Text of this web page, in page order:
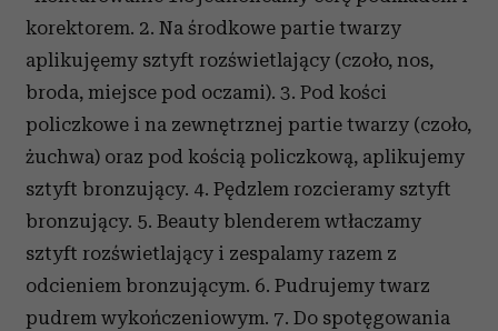
korektorem. 2. Na środkowe partie twarzy
aplikujęemy sztyft rozświetlający (czoło, nos,
broda, miejsce pod oczami). 3. Pod kości
policzkowe i na zewnętrznej partie twarzy (czoło,
żuchwa) oraz pod kością policzkową, aplikujemy
sztyft bronzujący. 4. Pędzlem rozcieramy sztyft
bronzujący. 5. Beauty blenderem wtłaczamy
sztyft rozświetlający i zespalamy razem z
odcieniem bronzującym. 6. Pudrujemy twarz
pudrem wykończeniowym. 7. Do spotęgowania